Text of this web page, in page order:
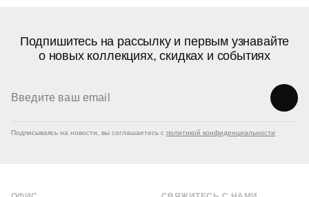
Подпишитесь на рассылку и первым узнавайте
о новых коллекциях, скидках и событиях
Подписываясь на новости, вы соглашаетесь с политикой конфиденциальности